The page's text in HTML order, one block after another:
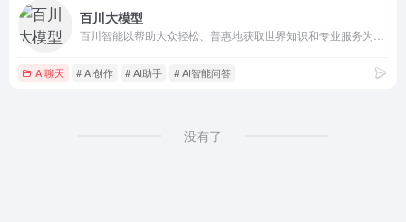
百川大模型
AI聊天 # AI创作 # AI助手 # AI智能问答
没有了